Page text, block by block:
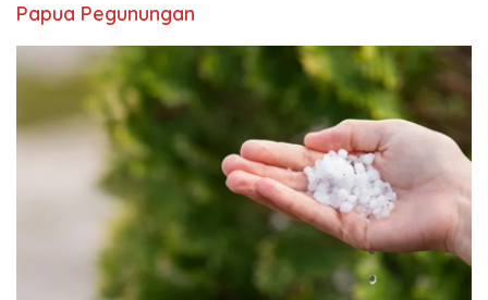
Papua Pegunungan